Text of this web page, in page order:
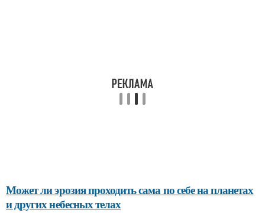
Может ли эрозия проходить сама по себе на планетах
и других небесных телах